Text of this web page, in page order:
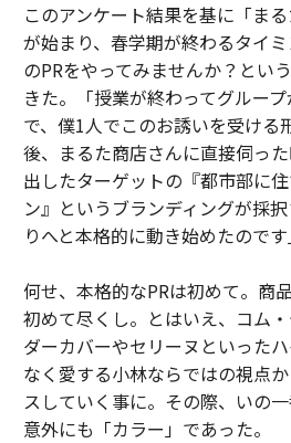
このアンケート結果を基に「ま
が始まり、春学期が終わるタイミ
のPRをやってみませんか？とい
きた。「授業が終わってグルー
で、僕1人でこのお誘いを受ける
後、まるた商店さんに直接伺っ
出したターゲットの『都市部に
ン』というブランディングが採
りへと本格的に動き始めたのです
何せ、本格的なPRは初めて。商
初めて尽くし。とはいえ、コム
ダーカバーやセリーヌといった
なく愛する小林ならではの視点
スしていく事に。その際、いの
意外にも「カラー」であった。